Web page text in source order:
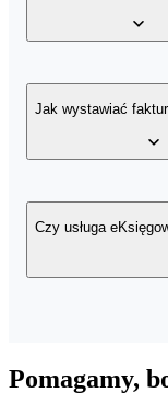
eKsięgowość to
zaliczkowe, faktury
Jak wystawiać
Potrzebujesz
magazynie z
Czy usługa
Pomagamy,